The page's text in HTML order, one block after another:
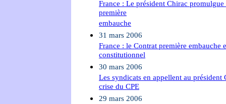
France : Le président Chirac
première
embauche
31 mars 2006
France : le Contrat première embauche
constitutionnel
30 mars 2006
Les syndicats en appellent au président
crise du CPE
29 mars 2006